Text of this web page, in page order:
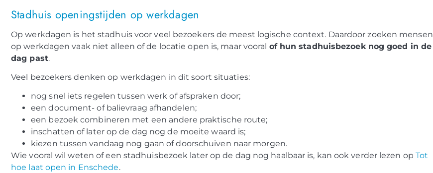
Stadhuis openingstijden op werkdagen
Op werkdagen is het stadhuis voor veel bezoekers de meest logische context. Daardoor zoeken mensen
op werkdagen vaak niet alleen of de locatie open is, maar vooral of hun stadhuisbezoek nog goed in de
dag past.
Veel bezoekers denken op werkdagen in dit soort situaties:
nog snel iets regelen tussen werk of afspraken door;
een document- of balievraag afhandelen;
een bezoek combineren met een andere praktische route;
inschatten of later op de dag nog de moeite waard is;
kiezen tussen vandaag nog gaan of doorschuiven naar morgen.
Wie vooral wil weten of een stadhuisbezoek later op de dag nog haalbaar is, kan ook verder lezen op Tot
hoe laat open in Enschede.